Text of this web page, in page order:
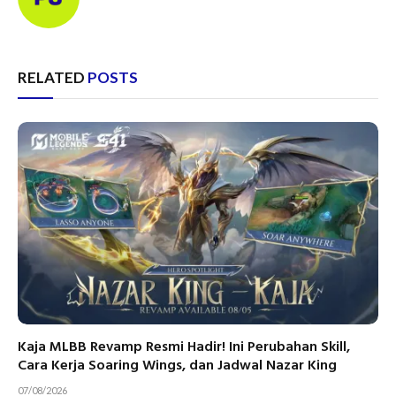
RELATED POSTS
Kaja MLBB Revamp Resmi Hadir! Ini Perubahan Skill,
Cara Kerja Soaring Wings, dan Jadwal Nazar King
07/08/2026